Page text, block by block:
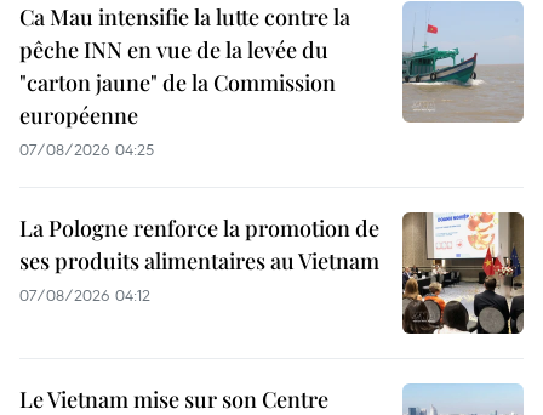
Ca Mau intensifie la lutte contre la
pêche INN en vue de la levée du
"carton jaune" de la Commission
européenne
07/08/2026 04:25
La Pologne renforce la promotion de
ses produits alimentaires au Vietnam
07/08/2026 04:12
Le Vietnam mise sur son Centre